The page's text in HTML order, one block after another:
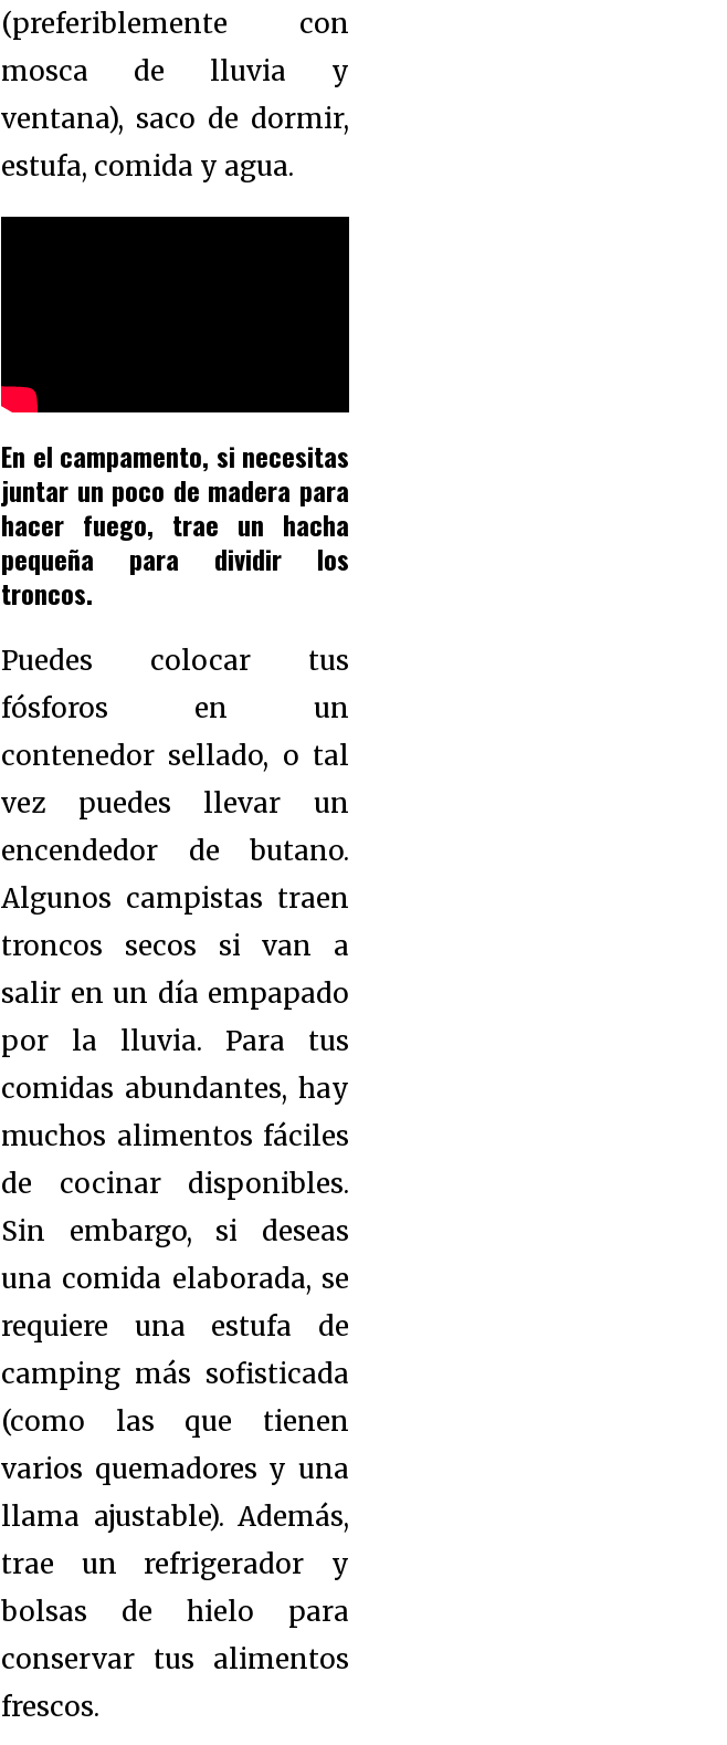
(preferiblemente con
mosca de lluvia y
ventana), saco de dormir,
estufa, comida y agua.
En el campamento, si necesitas
juntar un poco de madera para
hacer fuego, trae un hacha
pequeña para dividir los
troncos.
Puedes colocar tus
fósforos en un
contenedor sellado, o tal
vez puedes llevar un
encendedor de butano.
Algunos campistas traen
troncos secos si van a
salir en un día empapado
por la lluvia. Para tus
comidas abundantes, hay
muchos alimentos fáciles
de cocinar disponibles.
Sin embargo, si deseas
una comida elaborada, se
requiere una estufa de
camping más sofisticada
(como las que tienen
varios quemadores y una
llama ajustable). Además,
trae un refrigerador y
bolsas de hielo para
conservar tus alimentos
frescos.